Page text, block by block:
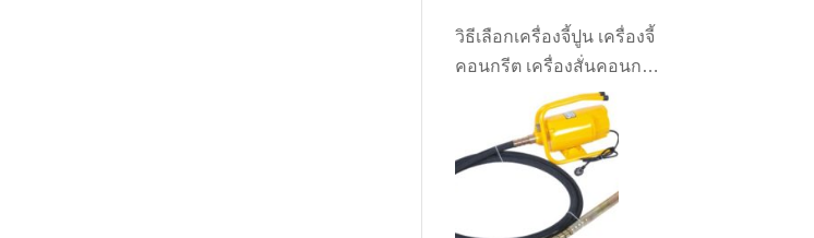
วิธีเลือกเครื่องจี้ปูน เครื่องจี้
คอนกรีต เครื่องสั่นคอนกรีต
ให้เหมาะกับงาน